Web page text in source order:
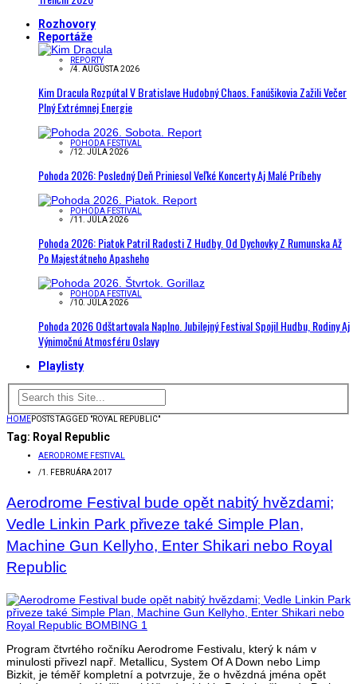
Rozhovory
Reportáže
REPORTY
/4. AUGUSTA 2026
Kim Dracula Rozpútal V Bratislave Hudobný Chaos. Fanúšikovia Zažili Večer
Plný Extrémnej Energie
POHODA FESTIVAL
/12. JÚLA 2026
Pohoda 2026: Posledný Deň Priniesol Veľké Koncerty Aj Malé Príbehy
POHODA FESTIVAL
/11. JÚLA 2026
Pohoda 2026: Piatok Patril Radosti Z Hudby. Od Dychovky Z Rumunska Až
Po Majestátneho Apasheho
POHODA FESTIVAL
/10. JÚLA 2026
Pohoda 2026 Odštartovala Naplno. Jubilejný Festival Spojil Hudbu, Rodiny Aj
Výnimočnú Atmosféru Oslavy
Playlisty
HOMEPOSTS TAGGED "ROYAL REPUBLIC"
Tag: Royal Republic
AERODROME FESTIVAL
/1. FEBRUÁRA 2017
Aerodrome Festival bude opět nabitý hvězdami;
Vedle Linkin Park přiveze také Simple Plan,
Machine Gun Kellyho, Enter Shikari nebo Royal
Republic
Program čtvrtého ročníku Aerodrome Festivalu, který k nám v
minulosti přivezl např. Metallicu, System Of A Down nebo Limp
Bizkit, je téměř kompletní a potvrzuje, že o hvězdná jména opět